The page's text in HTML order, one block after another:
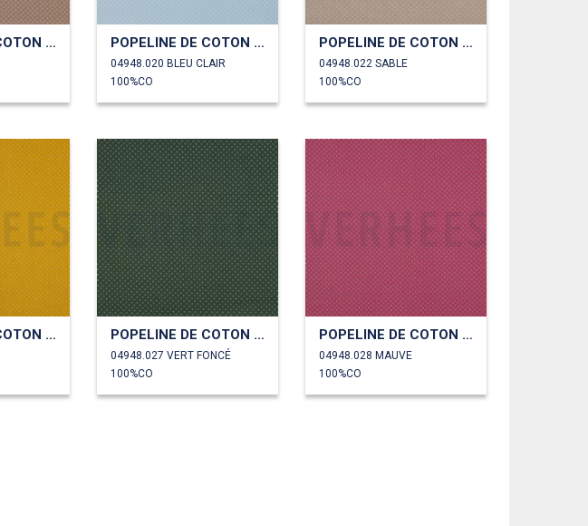
POPELINE DE COTON PETITS POINTS POPELINE DE COTON PETITS POINTS
04948.020 BLEU CLAIR
100%CO
POPELINE DE COTON PETITS POINTS
04948.022 SABLE
100%CO
POPELINE DE COTON PETITS POINTS POPELINE DE COTON PETITS POINTS
04948.027 VERT FONCÉ
100%CO
POPELINE DE COTON PETITS POINTS
04948.028 MAUVE
100%CO